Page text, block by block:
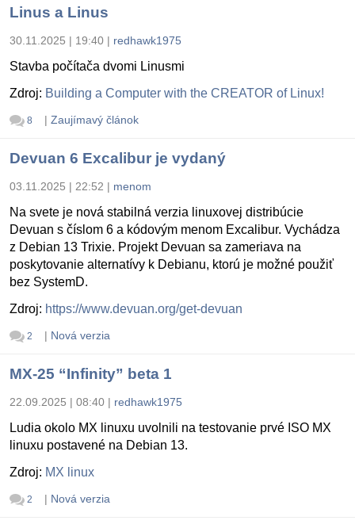
Linus a Linus
30.11.2025 | 19:40 | redhawk1975
Stavba počítača dvomi Linusmi
Zdroj: Building a Computer with the CREATOR of Linux!
8 | Zaujímavý článok
Devuan 6 Excalibur je vydaný
03.11.2025 | 22:52 | menom
Na svete je nová stabilná verzia linuxovej distribúcie
Devuan s číslom 6 a kódovým menom Excalibur. Vychádza
z Debian 13 Trixie. Projekt Devuan sa zameriava na
poskytovanie alternatívy k Debianu, ktorú je možné použiť
bez SystemD.
Zdroj: https://www.devuan.org/get-devuan
2 | Nová verzia
MX-25 “Infinity” beta 1
22.09.2025 | 08:40 | redhawk1975
Ludia okolo MX linuxu uvolnili na testovanie prvé ISO MX
linuxu postavené na Debian 13.
Zdroj: MX linux
2 | Nová verzia